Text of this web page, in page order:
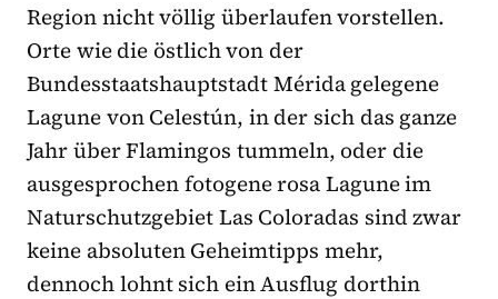
Region nicht völlig überlaufen vorstellen.
Orte wie die östlich von der
Bundesstaatshauptstadt Mérida gelegene
Lagune von Celestún, in der sich das ganze
Jahr über Flamingos tummeln, oder die
ausgesprochen fotogene rosa Lagune im
Naturschutzgebiet Las Coloradas sind zwar
keine absoluten Geheimtipps mehr,
dennoch lohnt sich ein Ausflug dorthin